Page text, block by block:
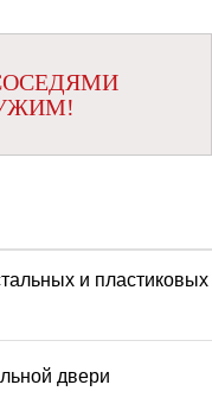
и пластиковых
двери